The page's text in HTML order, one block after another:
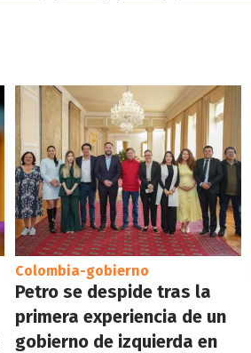
Colombia-gobierno
Petro se despide tras la
primera experiencia de un
gobierno de izquierda en